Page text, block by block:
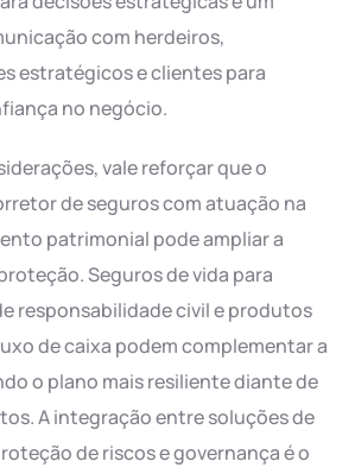
com herdeiros,
estratégicos e clientes para
no negócio.
vale reforçar que o
de seguros com atuação na
patrimonial pode ampliar a
Seguros de vida para
responsabilidade civil e produtos
de caixa podem complementar a
o plano mais resiliente diante de
A integração entre soluções de
de riscos e governança é o